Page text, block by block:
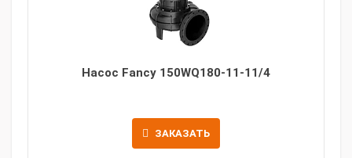
Насос Fancy 150WQ180-11-11/4
ЗАКАЗАТЬ